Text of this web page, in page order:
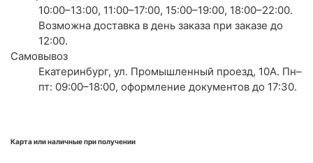
10:00–13:00, 11:00–17:00, 15:00–19:00, 18:00–22:00.
Возможна доставка в день заказа при заказе до
12:00.
Самовывоз
Екатеринбург, ул. Промышленный проезд, 10А. Пн–
пт: 09:00–18:00, оформление документов до 17:30.
Карта или наличные при получении